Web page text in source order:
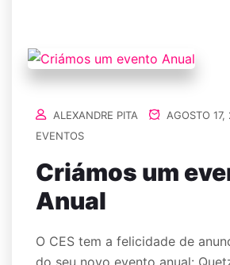
ALEXANDRE PITA
AGOSTO 17,
EVENTOS
Criámos um
Anual
O CES tem a felicidade de
do seu novo evento anual: